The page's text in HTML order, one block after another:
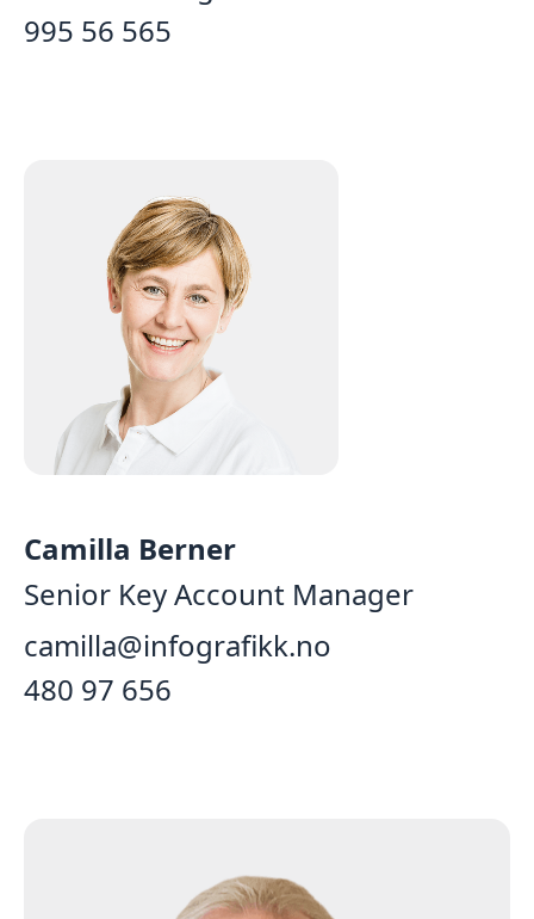
995 56 565
Camilla Berner
Senior Key Account Manager
camilla@infografikk.no
‭480 97 656‬